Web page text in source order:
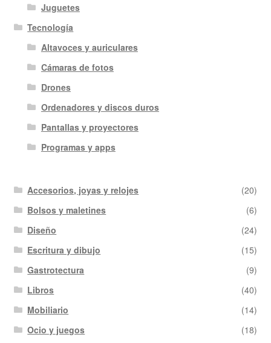
Juguetes
Tecnología
Altavoces y auriculares
Cámaras de fotos
Drones
Ordenadores y discos duros
Pantallas y proyectores
Programas y apps
Accesorios, joyas y relojes
(20)
Bolsos y maletines
(6)
Diseño
(24)
Escritura y dibujo
(15)
Gastrotectura
(9)
Libros
(40)
Mobiliario
(14)
Ocio y juegos
(18)